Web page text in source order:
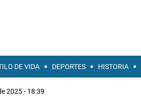
DE VIDA DEPORTES HISTORIA
2025 - 18:39